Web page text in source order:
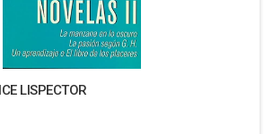
LISPECTOR